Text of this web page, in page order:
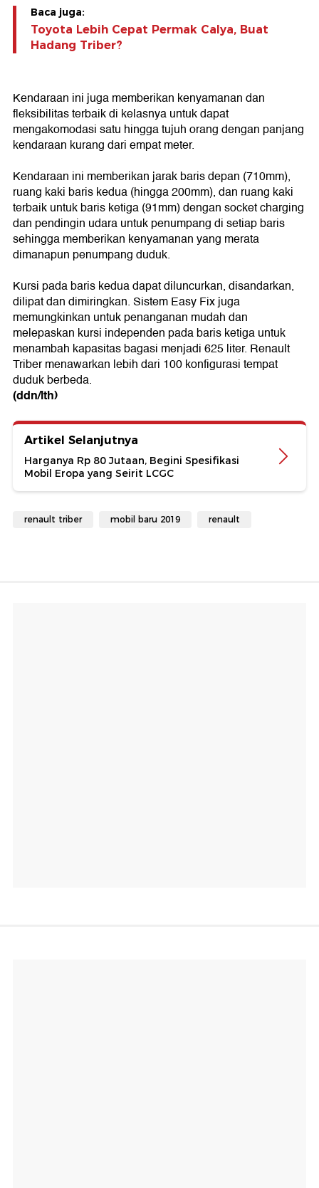
Baca juga:
Toyota Lebih Cepat Permak Calya, Buat
Hadang Triber?
Kendaraan ini juga memberikan kenyamanan dan
fleksibilitas terbaik di kelasnya untuk dapat
mengakomodasi satu hingga tujuh orang dengan panjang
kendaraan kurang dari empat meter.
Kendaraan ini memberikan jarak baris depan (710mm),
ruang kaki baris kedua (hingga 200mm), dan ruang kaki
terbaik untuk baris ketiga (91mm) dengan socket charging
dan pendingin udara untuk penumpang di setiap baris
sehingga memberikan kenyamanan yang merata
dimanapun penumpang duduk.
Kursi pada baris kedua dapat diluncurkan, disandarkan,
dilipat dan dimiringkan. Sistem Easy Fix juga
memungkinkan untuk penanganan mudah dan
melepaskan kursi independen pada baris ketiga untuk
menambah kapasitas bagasi menjadi 625 liter. Renault
Triber menawarkan lebih dari 100 konfigurasi tempat
duduk berbeda.
(ddn/lth)
Artikel Selanjutnya
Harganya Rp 80 Jutaan, Begini Spesifikasi
Mobil Eropa yang Seirit LCGC
renault triber mobil baru 2019 renault